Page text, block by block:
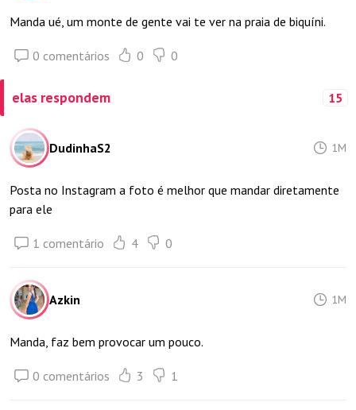
Manda ué, um monte de gente vai te ver na praia de biquíni.
0 comentários 0 0
elas respondem 15
DudinhaS2 1M
Posta no Instagram a foto é melhor que mandar diretamente
para ele
1 comentário 4 0
Azkin 1M
Manda, faz bem provocar um pouco.
0 comentários 3 1